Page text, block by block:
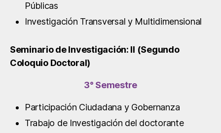
Públicas
Investigación Transversal y Multidimensional
Seminario de Investigación: ll (Segundo
Coloquio Doctoral)
3° Semestre
Participación Ciudadana y Gobernanza
Trabajo de Investigación del doctorante